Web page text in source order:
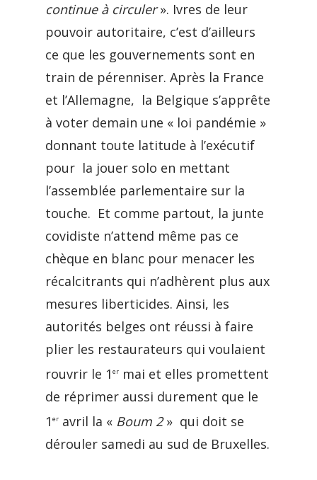
continue à circuler». Ivres de leur
pouvoir autoritaire, c’est d’ailleurs
ce que les gouvernements sont en
train de pérenniser. Après la France
et l’Allemagne, la Belgique s’apprête
à voter demain une « loi pandémie »
donnant toute latitude à l’exécutif
pour la jouer solo en mettant
l’assemblée parlementaire sur la
touche. Et comme partout, la junte
covidiste n’attend même pas ce
chèque en blanc pour menacer les
récalcitrants qui n’adhèrent plus aux
mesures liberticides. Ainsi, les
autorités belges ont réussi à faire
plier les restaurateurs qui voulaient
rouvrir le 1 er mai et elles promettent
de réprimer aussi durement que le
1 er avril la « Boum 2» qui doit se
dérouler samedi au sud de Bruxelles.